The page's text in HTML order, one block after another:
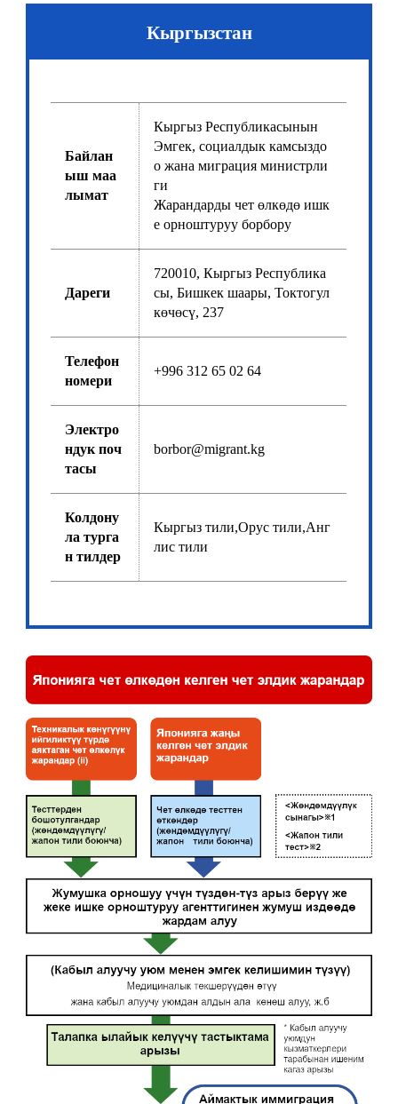
Кыргызстан
Байлан
ыш маа
лымат
Кыргыз Республикасынын
Эмгек, социалдык камсыздо
о жана миграция министрли
ги
Жарандарды чет өлкөдө ишк
е орноштуруу борбору
Дареги
720010, Кыргыз Республика
сы, Бишкек шаары, Токтогул
көчөсү, 237
Телефон
номери
+996 312 65 02 64
Электро
ндук поч
тасы
borbor@migrant.kg
Колдону
ла турга
н тилдер
Кыргыз тили,Орус тили,Анг
лис тили